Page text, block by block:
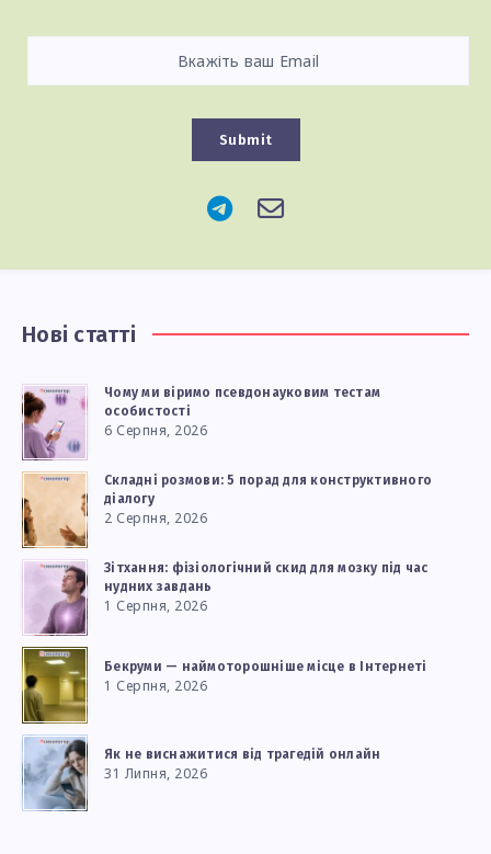
Submit
Нові статті
Чому ми віримо псевдонауковим тестам
особистості
6 Серпня, 2026
Складні розмови: 5 порад для конструктивного
діалогу
2 Серпня, 2026
Зітхання: фізіологічний скид для мозку під час
нудних завдань
1 Серпня, 2026
Бекруми — наймоторошніше місце в Інтернеті
1 Серпня, 2026
Як не виснажитися від трагедій онлайн
31 Липня, 2026